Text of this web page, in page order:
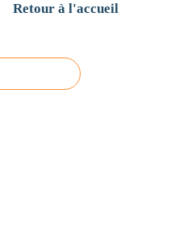
Retour à l'accueil